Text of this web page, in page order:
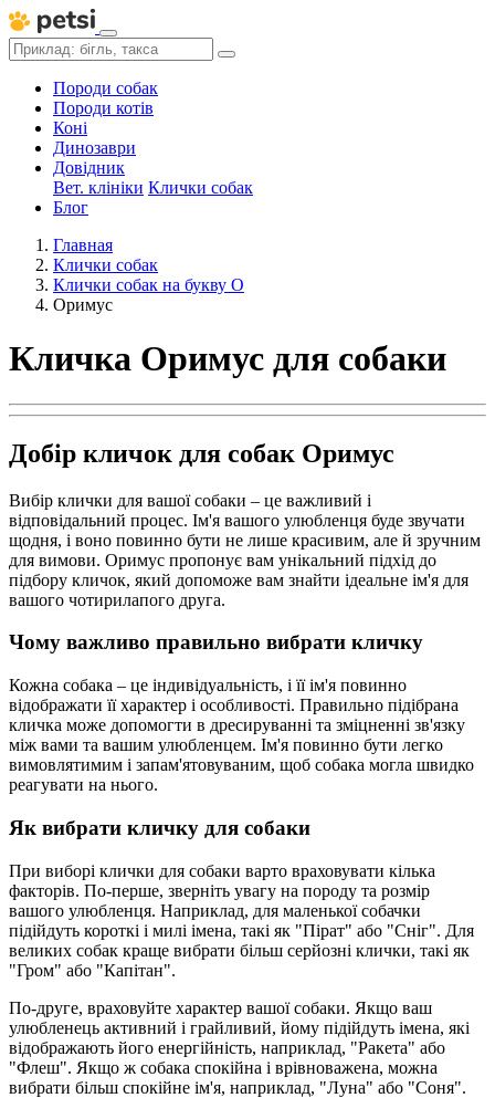
Породи собак
Породи котів
Коні
Динозаври
Довідник
Вет. клініки Клички собак
Блог
Главная
Клички собак
Клички собак на букву О
Оримус
Кличка Оримус для собаки
Добір кличок для собак Оримус
Вибір клички для вашої собаки – це важливий і
відповідальний процес. Ім'я вашого улюбленця буде звучати
щодня, і воно повинно бути не лише красивим, але й зручним
для вимови. Оримус пропонує вам унікальний підхід до
підбору кличок, який допоможе вам знайти ідеальне ім'я для
вашого чотирилапого друга.
Чому важливо правильно вибрати кличку
Кожна собака – це індивідуальність, і її ім'я повинно
відображати її характер і особливості. Правильно підібрана
кличка може допомогти в дресируванні та зміцненні зв'язку
між вами та вашим улюбленцем. Ім'я повинно бути легко
вимовлятимим і запам'ятовуваним, щоб собака могла швидко
реагувати на нього.
Як вибрати кличку для собаки
При виборі клички для собаки варто враховувати кілька
факторів. По-перше, зверніть увагу на породу та розмір
вашого улюбленця. Наприклад, для маленької собачки
підійдуть короткі і милі імена, такі як "Пірат" або "Сніг". Для
великих собак краще вибрати більш серйозні клички, такі як
"Гром" або "Капітан".
По-друге, враховуйте характер вашої собаки. Якщо ваш
улюбленець активний і грайливий, йому підійдуть імена, які
відображають його енергійність, наприклад, "Ракета" або
"Флеш". Якщо ж собака спокійна і врівноважена, можна
вибрати більш спокійне ім'я, наприклад, "Луна" або "Соня".